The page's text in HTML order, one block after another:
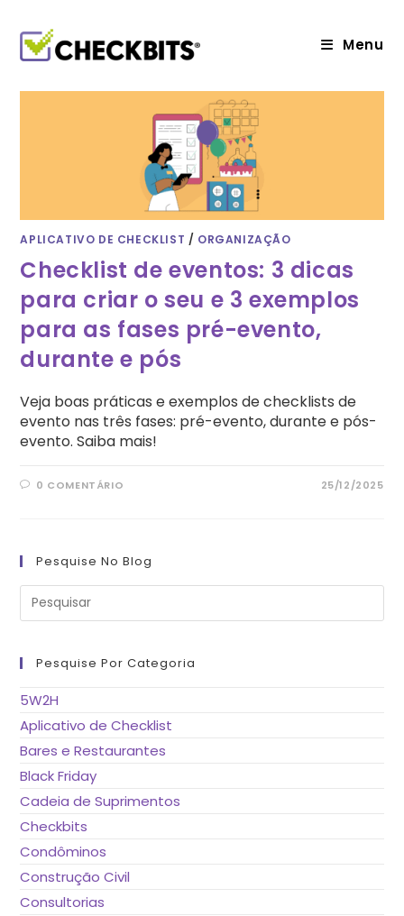
conteúdo
Menu
APLICATIVO DE CHECKLIST / ORGANIZAÇÃO
Checklist de eventos: 3 dicas
para criar o seu e 3 exemplos
para as fases pré-evento,
durante e pós
Veja boas práticas e exemplos de checklists de
evento nas três fases: pré-evento, durante e pós-
evento. Saiba mais!
0 COMENTÁRIO 25/12/2025
Pesquise No Blog
Pesquise Por Categoria
5W2H
Aplicativo de Checklist
Bares e Restaurantes
Black Friday
Cadeia de Suprimentos
Checkbits
Condôminos
Construção Civil
Consultorias